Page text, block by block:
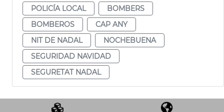
POLICÍA LOCAL
BOMBERS
BOMBEROS
CAP ANY
NIT DE NADAL
NOCHEBUENA
SEGURIDAD NAVIDAD
SEGURETAT NADAL